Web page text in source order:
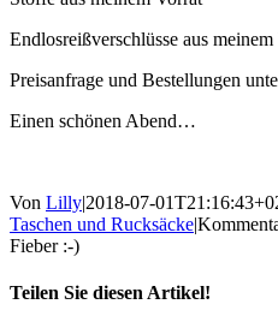
Endlosreißverschlüsse aus
Preisanfrage und Bestellungen
Einen schönen Abend…
Von Lilly|2018-07-
Taschen und Rucksäcke|
Fieber :-)
Teilen Sie diesen Artikel!